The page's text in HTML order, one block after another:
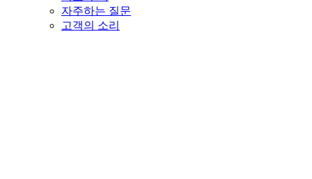
자주하는 질문
고객의 소리